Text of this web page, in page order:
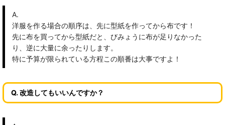
A.
洋服を作る場合の順序は、先に型紙を作ってから布です！
先に布を買ってから型紙だと、びみょうに布が足りなかった
り、逆に大量に余ったりします。
特に予算が限られている方程この順番は大事ですよ！
Q. 改造してもいいんですか？